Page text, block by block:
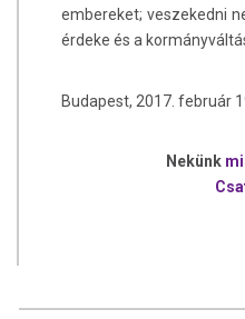
embereket; veszekedni
érdeke és a
Budapest, 2017. február
Nekünk